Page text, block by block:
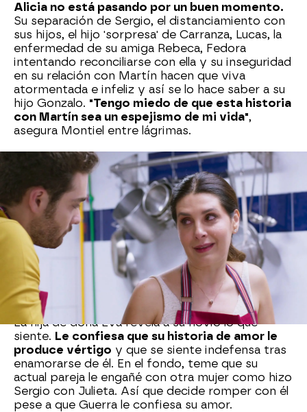
Alicia no está pasando por un buen momento.
Su separación de Sergio, el distanciamiento con
sus hijos, el hijo 'sorpresa' de Carranza, Lucas, la
enfermedad de su amiga Rebeca, Fedora
intentando reconciliarse con ella y su inseguridad
en su relación con Martín hacen que viva
atormentada e infeliz y así se lo hace saber a su
hijo Gonzalo. "Tengo miedo de que esta historia
con Martín sea un espejismo de mi vida",
asegura Montiel entre lágrimas.
Alicia se acerca a casa de Martín y se encuentra
en el portal de su casa con Karina. La mujer, que
siente algo especial por el padre de Sofía, le
revela a Montiel queha visto a Mabel Rangel y a
su novio muy acaramelados. La madre de
Miranda no puede evitar sentirse celosa y
decide hablar con Martín. Ya temía que su
relación con el joven periodista fracasara y,
ahora, su inseguridad crece con el comentario
malicioso de la agente de policía.
La hija de doña Eva revela a su novio lo que
siente. Le confiesa que su historia de amor le
produce vértigo y que se siente indefensa tras
enamorarse de él. En el fondo, teme que su
actual pareja le engañé con otra mujer como hizo
Sergio con Julieta. Así que decide romper con él
pese a que Guerra le confiesa su amor.